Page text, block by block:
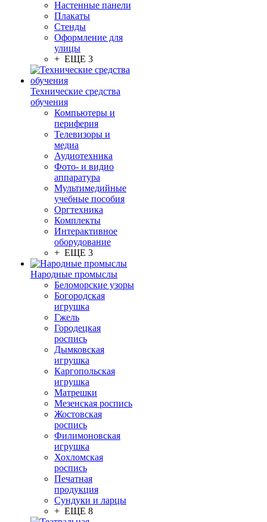
Настенные панели
Плакаты
Стенды
Оформление для
улицы
+ ЕЩЕ 3
Технические средства
обучения
Компьютеры и
периферия
Телевизоры и
медиа
Аудиотехника
Фото- и видио
аппаратура
Мультимедийные
учебные пособия
Оргтехника
Комплекты
Интерактивное
оборудование
+ ЕЩЕ 3
Народные промыслы
Беломорские узоры
Богородская
игрушка
Гжель
Городецкая
роспись
Дымковская
игрушка
Каргопольская
игрушка
Матрешки
Мезенская роспись
Жостовская
роспись
Филимоновская
игрушка
Хохломская
роспись
Печатная
продукция
Сундуки и ларцы
+ ЕЩЕ 8